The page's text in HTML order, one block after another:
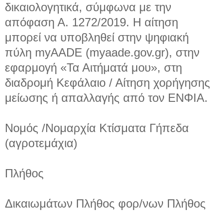
δικαιολογητικά, σύμφωνα με την
απόφαση Α. 1272/2019. Η αίτηση
μπορεί να υποβληθεί στην ψηφιακή
πύλη myAADE (myaade.gov.gr), στην
εφαρμογή «Τα Αιτήματά μου», στη
διαδρομή Κεφάλαιο / Αίτηση χορήγησης
μείωσης ή απαλλαγής από τον ΕΝΦΙΑ.
Νομός /Νομαρχία Κτίσματα Γήπεδα
(αγροτεμάχια)
Πλήθος
Δικαιωμάτων Πλήθος φορ/νων Πλήθος